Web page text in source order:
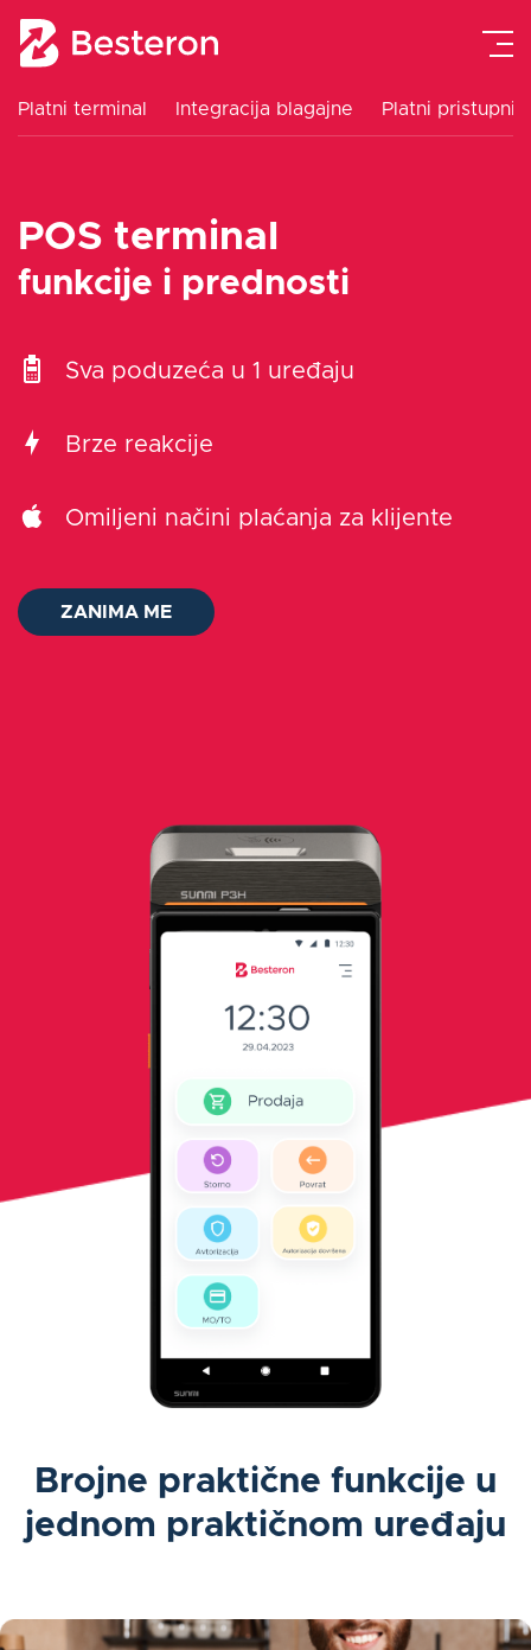
Platni terminal Integracija blagajne Platni pristupnik
Slovenčina
O nama
Blog
Upute
Cjenik
Integracija blagajne
POS terminal
funkcije i prednosti
Sva poduzeća u 1 uređaju
Brze reakcije
Omiljeni načini plaćanja za klijente
ZANIMA ME
Brojne praktične funkcije u
jednom praktičnom uređaju